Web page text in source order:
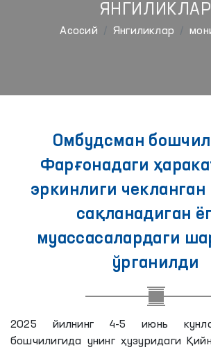
ЯНГИЛИКЛАР
Aсосий Янгиликлар
Омбудсман
Фарғонадаги
эркинлиги
сақланадиган
муассасалардаги
ўрганилди
2025 йилнинг 4-5 июнь
бошчилигида унинг ҳузуридаги